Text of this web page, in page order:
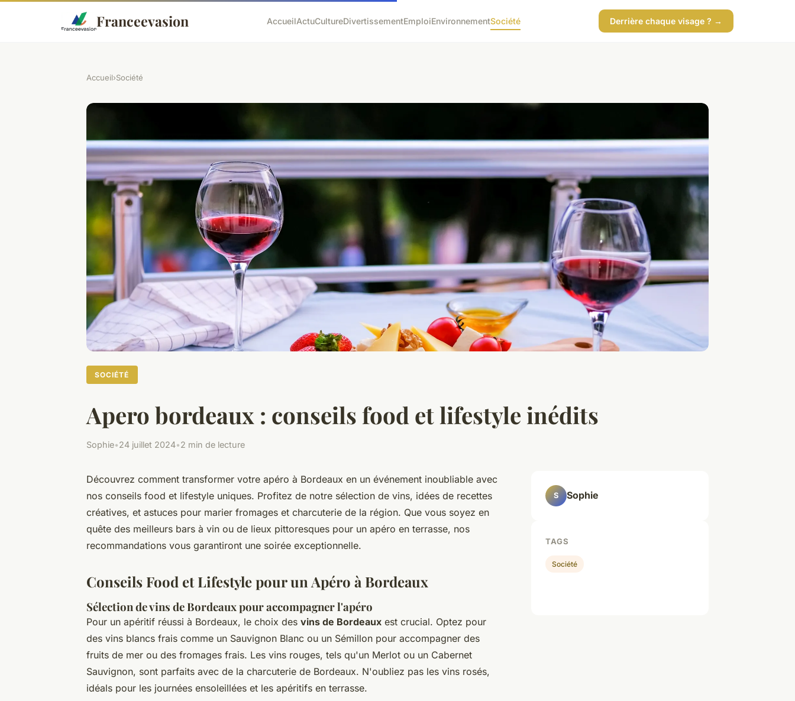
Franceevasion AccueilActuCultureDivertissementEmploiEnvironnementSociété Derrière chaque visage ? →
Accueil›Société
SOCIÉTÉ
Apero bordeaux : conseils food et lifestyle inédits
Sophie•24 juillet 2024•2 min de lecture
Découvrez comment transformer votre apéro à Bordeaux en un événement inoubliable avec
nos conseils food et lifestyle uniques. Profitez de notre sélection de vins, idées de recettes
créatives, et astuces pour marier fromages et charcuterie de la région. Que vous soyez en
quête des meilleurs bars à vin ou de lieux pittoresques pour un apéro en terrasse, nos
recommandations vous garantiront une soirée exceptionnelle.
Conseils Food et Lifestyle pour un Apéro à Bordeaux
Sélection de vins de Bordeaux pour accompagner l'apéro
Pour un apéritif réussi à Bordeaux, le choix des vins de Bordeaux est crucial. Optez pour
des vins blancs frais comme un Sauvignon Blanc ou un Sémillon pour accompagner des
fruits de mer ou des fromages frais. Les vins rouges, tels qu'un Merlot ou un Cabernet
Sauvignon, sont parfaits avec de la charcuterie de Bordeaux. N'oubliez pas les vins rosés,
idéals pour les journées ensoleillées et les apéritifs en terrasse.
S Sophie
TAGS
Société